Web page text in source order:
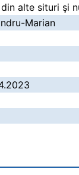
alte situri şi
Marian